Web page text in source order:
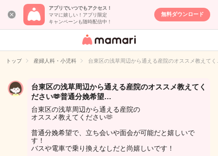
アプリでいつでもアクセス！
ママに嬉しい！アプリ限定
キャンペーンも随時配信中！
無料ダウンロード
女性専用匿名QA
イト
トップ 産婦人科・小児科 台東区の浅草周辺から通える産院のオススメ教えて
台東区の浅草周辺から通える産院のオススメ教えてく
ださい🫶普通分娩希望…
台東区の浅草周辺から通える産院の
オススメ教えてください🫶
普通分娩希望で、立ち会いや面会が可能だと嬉しいで
す！
バスや電車で乗り換えなしだと尚嬉しいです！